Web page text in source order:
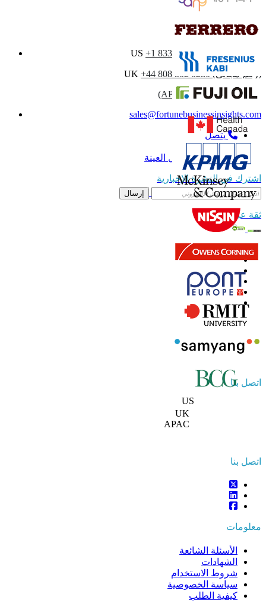
تواصل معنا
US
UK
+44 808 502 0280 (رقم مجاني)
(APAC) +91 744 740 1245
sales@fortunebusinessinsights.com
يتصل
بريد إلكتروني
تنزيل العينة
اشترك في النشرة الإخبارية
إرسال
ثقة عبر الإنترنت
اتصل بنا
US
UK
APAC
اتصل بنا
معلومات
الأسئلة الشائعة
الشهادات
شروط الاستخدام
سياسة الخصوصية
كيفية الطلب